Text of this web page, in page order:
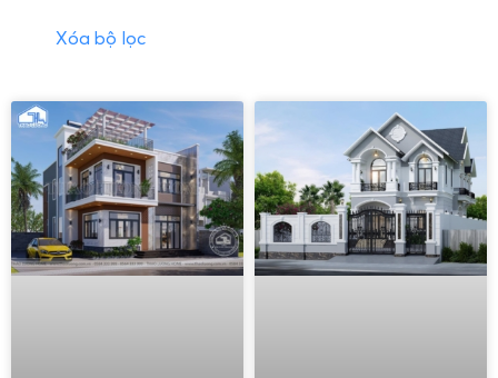
Xóa bộ lọc